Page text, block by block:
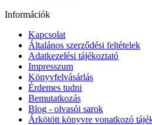
Információk
Kapcsolat
Általános szerződési feltételek
Adatkezelési tájékoztató
Impresszum
Könyvfelvásárlás
Érdemes tudni
Bemutatkozás
Blog - olvasói sarok
Árkötött könyvre vonatkozó